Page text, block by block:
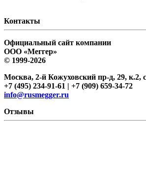
Контакты
Официальный сайт компании
ООО «Меггер»
© 1999-2026
Москва, 2-й Кожуховский пр-д, 29, к.2,
+7 (495) 234-91-61 | +7 (909) 659-34-72
info@rusmegger.ru
Отзывы